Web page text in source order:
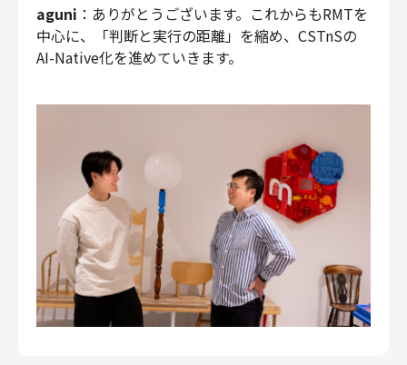
aguni ：ありがとうございます。これからもRMTを
中心に、「判断と実行の距離」を縮め、CSTnSの
AI-Native化を進めていきます。